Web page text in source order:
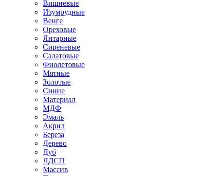
Вишневые
Изумрудные
Венге
Ореховые
Янтарные
Сиреневые
Салатовые
Фиолетовые
Мятные
Золотые
Синие
Материал
МДФ
Эмаль
Акрил
Береза
Дерево
Дуб
ЛДСП
Массив